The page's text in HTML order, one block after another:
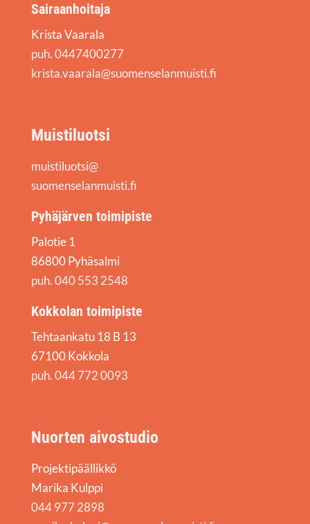
Sairaanhoitaja
Krista Vaarala
puh. 0447400277
krista.vaarala@suomenselanmuisti.fi
Muistiluotsi
muistiluotsi@
suomenselanmuisti.fi
Pyhäjärven toimipiste
Palotie 1
86800 Pyhäsalmi
puh. 040 553 2548
Kokkolan toimipiste
Tehtaankatu 18 B 13
67100 Kokkola
puh. 044 772 0093
Nuorten aivostudio
Projektipäällikkö
Marika Kulppi
044 977 2898